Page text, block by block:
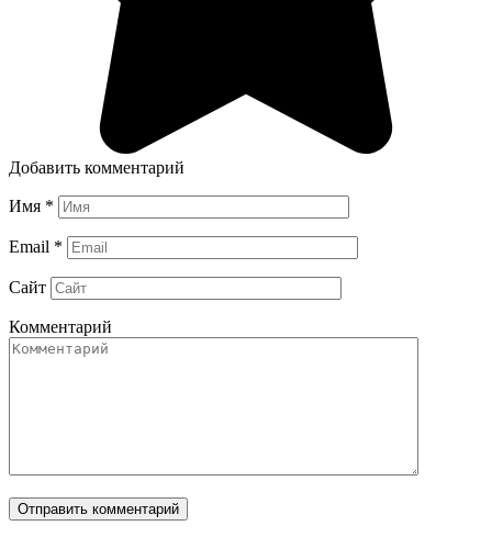
Добавить комментарий
Имя *
Email *
Сайт
Комментарий